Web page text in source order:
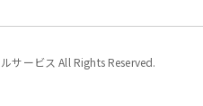
サービス All Rights Reserved.